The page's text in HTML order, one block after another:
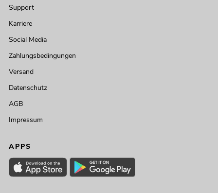
Support
Karriere
Social Media
Zahlungsbedingungen
Versand
Datenschutz
AGB
Impressum
APPS